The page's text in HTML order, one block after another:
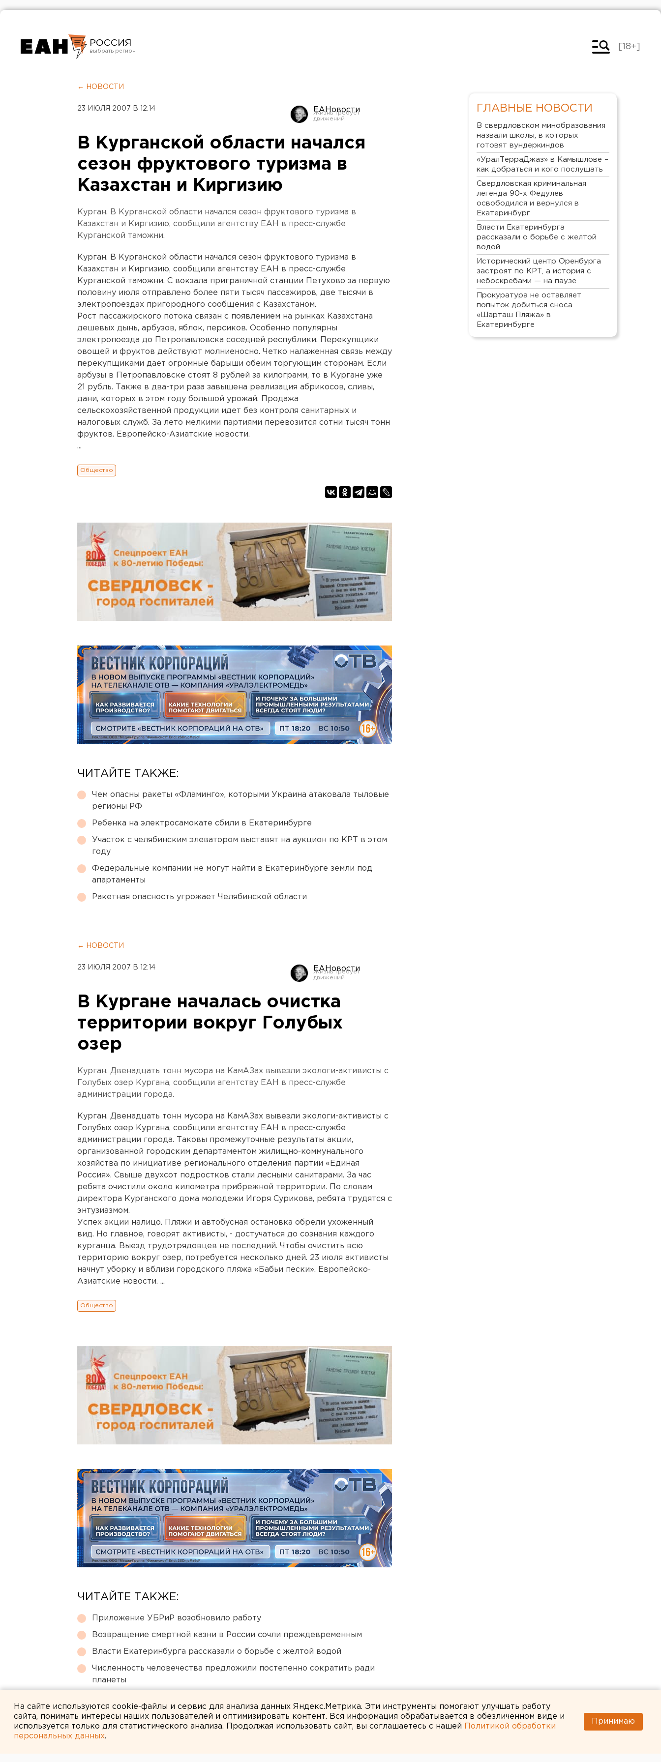
РОССИЯ
Челябинск
[18+]
← НОВОСТИ
23 ИЮЛЯ 2007 В 12:14 ЕАНовости
В Курганской области начался
сезон фруктового туризма в
Казахстан и Киргизию
Курган. В Курганской области начался сезон фруктового туризма в
Казахстан и Киргизию, сообщили агентству ЕАН в пресс-службе
Курганской таможни.
Курган. В Курганской области начался сезон фруктового туризма в
Казахстан и Киргизию, сообщили агентству ЕАН в пресс-службе
Курганской таможни. С вокзала приграничной станции Петухово за первую
половину июля отправлено более пяти тысяч пассажиров, две тысячи в
электропоездах пригородного сообщения с Казахстаном.
Рост пассажирского потока связан с появлением на рынках Казахстана
дешевых дынь, арбузов, яблок, персиков. Особенно популярны
электропоезда до Петропавловска соседней республики. Перекупщики
овощей и фруктов действуют молниеносно. Четко налаженная связь между
перекупщиками дает огромные барыши обеим торгующим сторонам. Если
арбузы в Петропавловске стоят 8 рублей за килограмм, то в Кургане уже
21 рубль. Также в два-три раза завышена реализация абрикосов, сливы,
дани, которых в этом году большой урожай. Продажа
сельскохозяйственной продукции идет без контроля санитарных и
налоговых служб. За лето мелкими партиями перевозится сотни тысяч тонн
фруктов. Европейско-Азиатские новости.
...
Общество
ЧИТАЙТЕ ТАКЖЕ:
Чем опасны ракеты «Фламинго», которыми Украина атаковала тыловые
регионы РФ
Ребенка на электросамокате сбили в Екатеринбурге
Участок с челябинским элеватором выставят на аукцион по КРТ в этом
году
Федеральные компании не могут найти в Екатеринбурге земли под
апартаменты
Ракетная опасность угрожает Челябинской области
← НОВОСТИ
23 ИЮЛЯ 2007 В 12:14 ЕАНовости
В Кургане началась очистка
территории вокруг Голубых
озер
Курган. Двенадцать тонн мусора на КамАЗах вывезли экологи-активисты с
Голубых озер Кургана, сообщили агентству ЕАН в пресс-службе
администрации города.
Курган. Двенадцать тонн мусора на КамАЗах вывезли экологи-активисты с
Голубых озер Кургана, сообщили агентству ЕАН в пресс-службе
администрации города. Таковы промежуточные результаты акции,
организованной городским департаментом жилищно-коммунального
хозяйства по инициативе регионального отделения партии «Единая
Россия». Свыше двухсот подростков стали лесными санитарами. За час
ребята очистили около километра прибрежной территории. По словам
директора Курганского дома молодежи Игоря Сурикова, ребята трудятся с
энтузиазмом.
Успех акции налицо. Пляжи и автобусная остановка обрели ухоженный
вид. Но главное, говорят активисты, - достучаться до сознания каждого
курганца. Выезд трудотрядовцев не последний. Чтобы очистить всю
территорию вокруг озер, потребуется несколько дней. 23 июля активисты
начнут уборку и вблизи городского пляжа «Бабьи пески». Европейско-
Азиатские новости. ...
Общество
ЧИТАЙТЕ ТАКЖЕ:
Приложение УБРиР возобновило работу
Возвращение смертной казни в России сочли преждевременным
Власти Екатеринбурга рассказали о борьбе с желтой водой
Численность человечества предложили постепенно сократить ради
планеты
ГЛАВНЫЕ НОВОСТИ
В свердловском минобразования
назвали школы, в которых
готовят вундеркиндов
«УралТерраДжаз» в Камышлове –
как добраться и кого послушать
Свердловская криминальная
легенда 90-х Федулев
освободился и вернулся в
Екатеринбург
Власти Екатеринбурга
рассказали о борьбе с желтой
водой
Исторический центр Оренбурга
застроят по КРТ, а история с
небоскребами — на паузе
Прокуратура не оставляет
попыток добиться сноса
«Шарташ Пляжа» в
Екатеринбурге
На сайте используются cookie-файлы и сервис для анализа данных Яндекс.Метрика. Эти инструменты помогают улучшать работу
сайта, понимать интересы наших пользователей и оптимизировать контент. Вся информация обрабатывается в обезличенном виде и
используется только для статистического анализа. Продолжая использовать сайт, вы соглашаетесь с нашей
Политикой обработки
персональных данных.
Принимаю